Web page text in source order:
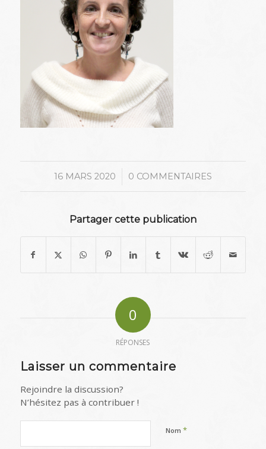
16 MARS 2020
/ 0 COMMENTAIRES
Partager cette publication
0
RÉPONSES
Laisser un commentaire
Rejoindre la discussion?
N’hésitez pas à contribuer !
Nom *